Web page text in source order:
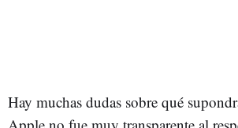
Hay muchas dudas sobre qué